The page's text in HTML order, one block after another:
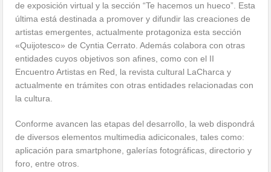
de exposición virtual y la sección “Te hacemos un hueco”. Esta
última está destinada a promover y difundir las creaciones de
artistas emergentes, actualmente protagoniza esta sección
«Quijotesco» de Cyntia Cerrato. Además colabora con otras
entidades cuyos objetivos son afines, como con el II
Encuentro Artistas en Red, la revista cultural LaCharca y
actualmente en trámites con otras entidades relacionadas con
la cultura.
Conforme avancen las etapas del desarrollo, la web dispondrá
de diversos elementos multimedia adiciconales, tales como:
aplicación para smartphone, galerías fotográficas, directorio y
foro, entre otros.